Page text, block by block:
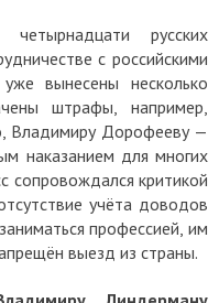
русских
с российскими
вынесены несколько
штрафы, например,
Владимиру Дорофееву —
наказанием для многих
сопровождался критикой
учёта доводов
профессией, им
выезд из страны.